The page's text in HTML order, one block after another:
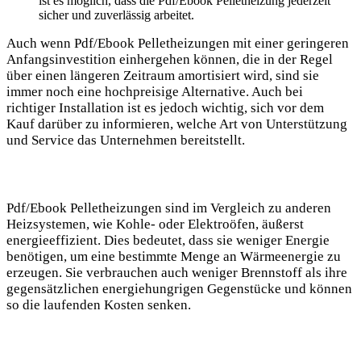
sicher und zuverlässig arbeitet.
Auch wenn Pdf/Ebook Pelletheizungen mit einer geringeren
Anfangsinvestition einhergehen können, die in der Regel
über einen längeren Zeitraum amortisiert wird, sind sie
immer noch eine hochpreisige Alternative. Auch bei
richtiger Installation ist es jedoch wichtig, sich vor dem
Kauf darüber zu informieren, welche Art von Unterstützung
und Service das Unternehmen bereitstellt.
Pdf/Ebook Pelletheizungen sind im Vergleich zu anderen
Heizsystemen, wie Kohle- oder Elektroöfen, äußerst
energieeffizient. Dies bedeutet, dass sie weniger Energie
benötigen, um eine bestimmte Menge an Wärmeenergie zu
erzeugen. Sie verbrauchen auch weniger Brennstoff als ihre
gegensätzlichen energiehungrigen Gegenstücke und können
so die laufenden Kosten senken.